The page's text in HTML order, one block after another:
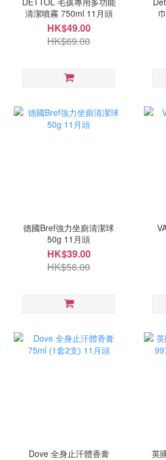
清潔噴霧 750ml 11月頭
HK$49.00
HK$69.00
德國Bref強力坐廁清潔球
50g 11月頭
HK$39.00
HK$56.00
Dove 全身止汗體香膏
英